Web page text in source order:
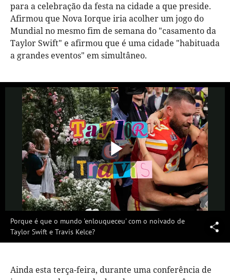
para a celebração da festa na cidade a que preside.
Afirmou que Nova Iorque iria acolher um jogo do
Mundial no mesmo fim de semana do "casamento da
Taylor Swift" e afirmou que é uma cidade "habituada
a grandes eventos" em simultâneo.
Vídeo
Porque é que o mundo 'enlouqueceu' com o noivado de
Taylor Swift e Travis Kelce?
Ainda esta terça-feira, durante uma conferência de